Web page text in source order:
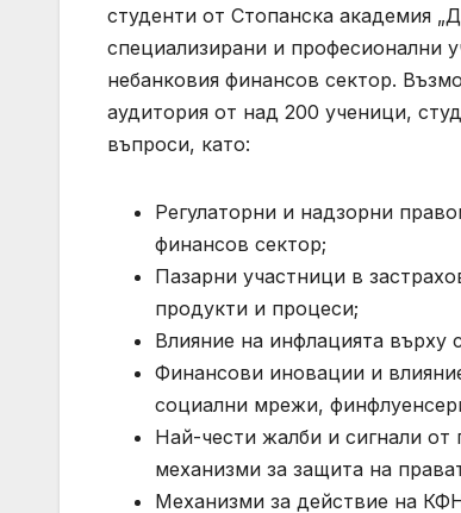
студенти от Стопанска академия
специализирани и професионални
небанковия финансов сектор.
аудитория от над 200 ученици,
въпроси, като:
Регулаторни и надзорни
финансов сектор;
Пазарни участници в
продукти и процеси;
Влияние на инфлацията върху
Финансови иновации и
социални мрежи,
Най-чести жалби и сигнали от
механизми за защита на
Механизми за действие на